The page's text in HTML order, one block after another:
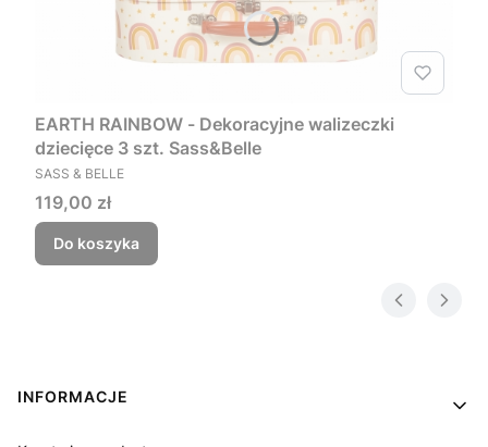
EARTH RAINBOW - Dekoracyjne walizeczki
dziecięce 3 szt. Sass&Belle
PRODUCENT
SASS & BELLE
Cena
119,00 zł
Do koszyka
Linki w stopce
INFORMACJE